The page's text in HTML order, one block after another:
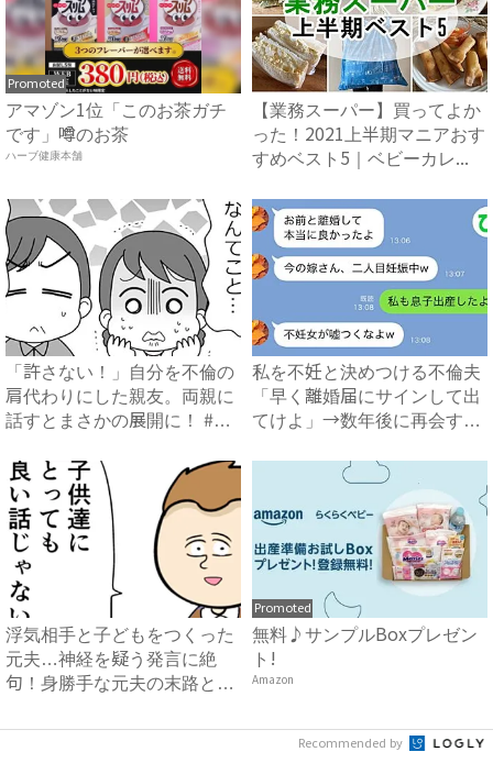
Promoted
アマゾン1位「このお茶ガチ
です」噂のお茶
ハーブ健康本舗
【業務スーパー】買ってよか
った！2021上半期マニアおす
すめベスト5｜ベビーカレ...
「許さない！」自分を不倫の
肩代わりにした親友。両親に
話すとまさかの展開に！ #
私を不妊と決めつける不倫夫
「早く離婚届にサインして出
てけよ」→数年後に再会する
浮気相手と子どもをつくった
元夫…神経を疑う発言に絶
句！身勝手な元夫の末路と
Promoted
無料♪サンプルBoxプレゼン
ト!
Amazon
Recommended by